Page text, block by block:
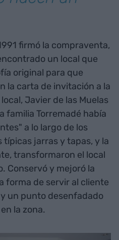
firmó la compraventa,
un local que
original para que
la carta de invitación a la
Javier de las Muelas
familia Torremadé había
a lo largo de los
típicas jarras y tapas, y la
transformaron el local
Conservó y mejoró la
forma de servir al cliente
un punto desenfadado
la zona.